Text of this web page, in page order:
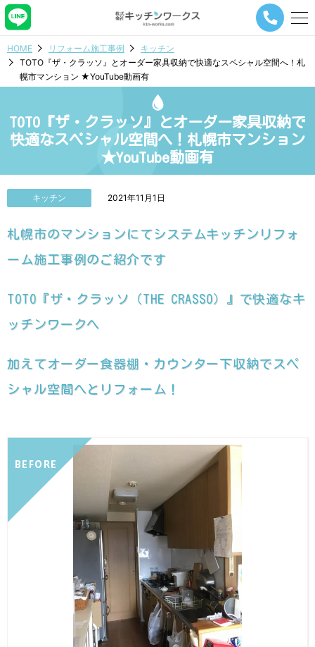
メ
ー
ビ
シ
ョ
タ
HOME リフォーム施工事例
キッチン
TOTO『ザ・クラッソ』とオーダー家具収納で快適なスペシャル空間へ！札
幌市マンション ★YouTube動画有
TOTO『ザ・クラッソ』とオーダー家具収納で
快適なスペシャル空間へ！札幌市マンション
★YouTube動画有
キッチン 2021年11月1日
札幌市のマンションにてシステムキッチンリフォ
ーム施工事例のご紹介です
TOTO『ザ・クラッソ（THE CRASSO）』で快適なキ
ッチンワークへ
加えてオーダー食器棚・カウンター下収納でスペ
シャル空間へとリフォーム！
BEFORE